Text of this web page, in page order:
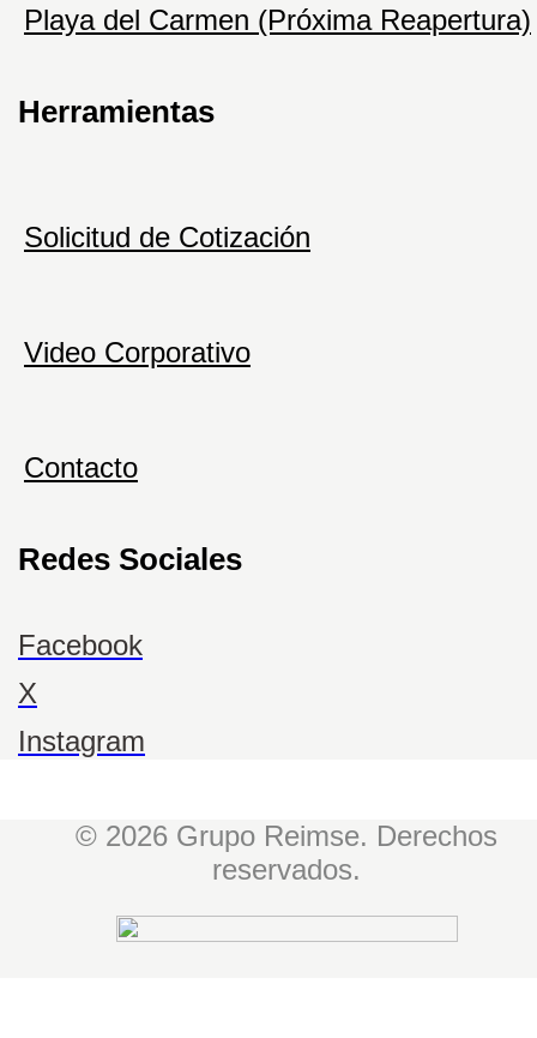
Playa del Carmen (Próxima Reapertura)
Herramientas
Solicitud de Cotización
Video Corporativo
Contacto
Redes Sociales
Facebook
X
Instagram
© 2026 Grupo Reimse. Derechos
reservados.